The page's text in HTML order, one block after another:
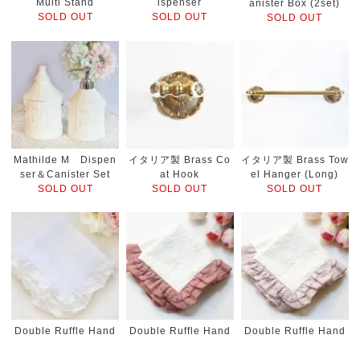
Multi Stand
SOLD OUT
ispenser
SOLD OUT
anister Box (2set)
SOLD OUT
Mathilde M Dispen
ser＆Canister Set
SOLD OUT
イタリア製 Brass Co
at Hook
SOLD OUT
イタリア製 Brass Tow
el Hanger (Long)
SOLD OUT
Double Ruffle Hand
Double Ruffle Hand
Double Ruffle Hand